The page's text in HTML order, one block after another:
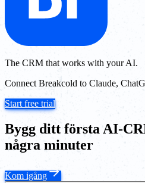
The CRM that works with your AI.
Connect Breakcold to Claude,
Start free trial
Bygg ditt första AI-
några minuter
Kom igång